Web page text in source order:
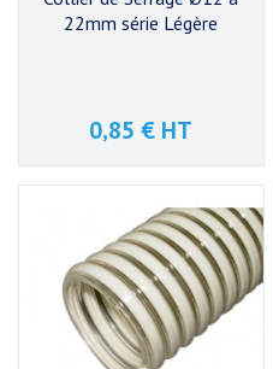
22mm série Légère
Prix
0,85 € HT